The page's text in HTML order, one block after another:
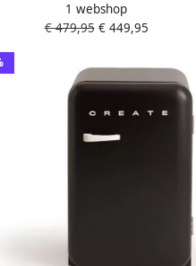
Handvat Sage FRIDGE RETRO 107L
1 webshop
€ 479,95€ 449,95